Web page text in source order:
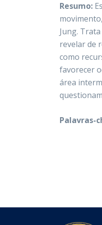
Resumo:
Jung.
revelar de
como
favorecer
área
Palavras-